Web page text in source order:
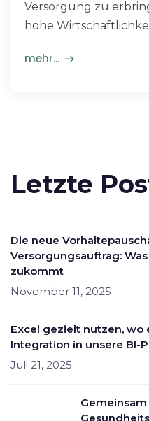
Versorgung zu
hohe
mehr...
Letzte
Die neue
Versorgungsauftrag:
zukommt
November 11, 2025
Excel gezielt nutzen, wo
Integration in unsere BI-
Juli 21, 2025